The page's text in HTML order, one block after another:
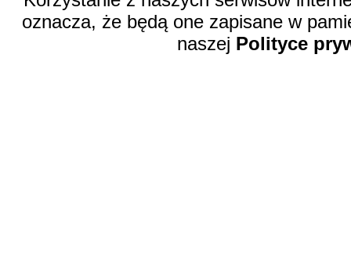
oznacza, że będą one zapisane w
naszej Polityce